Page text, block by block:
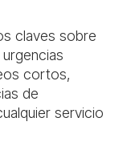
claves sobre
cortos,
de
servicio